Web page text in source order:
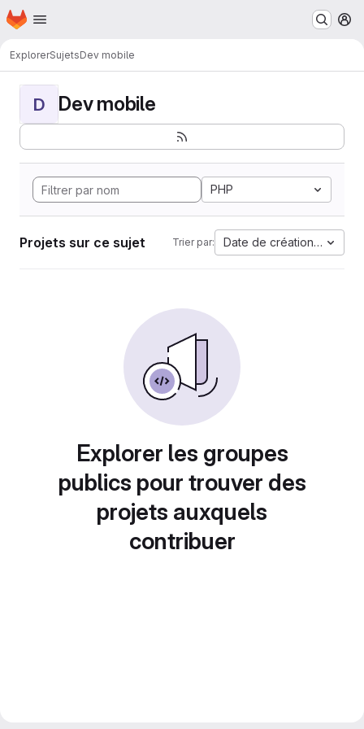
Passer au contenu principal
Page d'accueil
ExplorerSujetsDev mobile
D Dev mobile
PHP
Projets sur ce sujet Trier par: Date de création la plus
Explorer les groupes
publics pour trouver des
projets auxquels
contribuer